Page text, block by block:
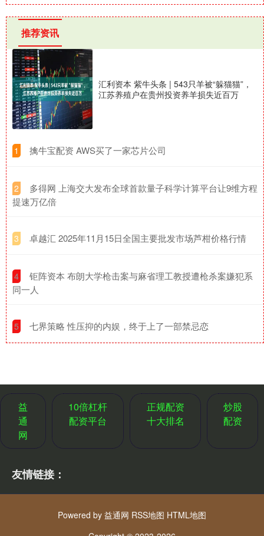
推荐资讯
汇利资本 紫牛头条 | 543只羊被“躲猫猫”，
江苏养殖户在贵州投资养羊损失近百万
1 ​擒牛宝配资 AWS买了一家芯片公司
2
​多得网 上海交大发布全球首款量子科学计算平台让9维方程
提速万亿倍
3 ​卓越汇 2025年11月15日全国主要批发市场芦柑价格行情
4
​钜阵资本 布朗大学枪击案与麻省理工教授遭枪杀案嫌犯系
同一人
5 ​七界策略 性压抑的内娱，终于上了一部禁忌恋
益
通
网
10倍杠杆
配资平台
正规配资
十大排名
炒股
配资
友情链接：
Powered by 益通网 RSS地图 HTML地图